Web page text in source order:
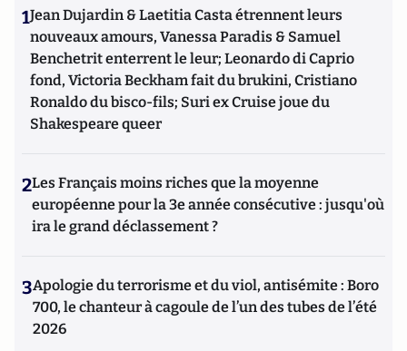
1Jean Dujardin & Laetitia Casta étrennent leurs
nouveaux amours, Vanessa Paradis & Samuel
Benchetrit enterrent le leur; Leonardo di Caprio
fond, Victoria Beckham fait du brukini, Cristiano
Ronaldo du bisco-fils; Suri ex Cruise joue du
Shakespeare queer
2Les Français moins riches que la moyenne
européenne pour la 3e année consécutive : jusqu'où
ira le grand déclassement ?
3Apologie du terrorisme et du viol, antisémite : Boro
700, le chanteur à cagoule de l’un des tubes de l’été
2026